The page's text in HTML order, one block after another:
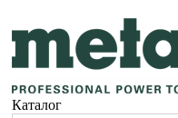
Каталог